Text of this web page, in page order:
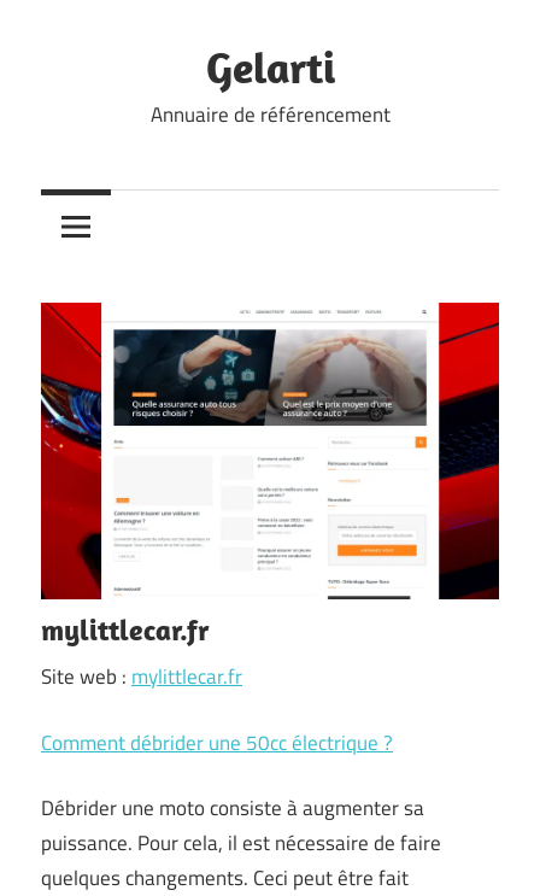
Gelarti
Annuaire de référencement
mylittlecar.fr
Site web : mylittlecar.fr
Comment débrider une 50cc électrique ?
Débrider une moto consiste à augmenter sa
puissance. Pour cela, il est nécessaire de faire
quelques changements. Ceci peut être fait